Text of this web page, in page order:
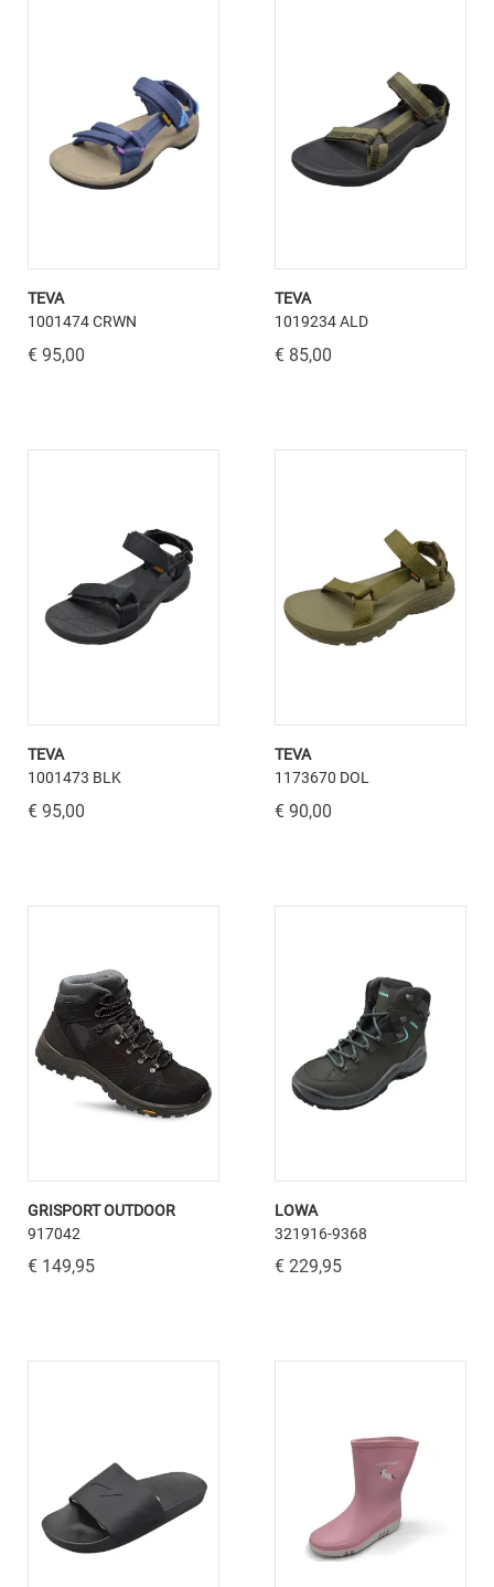
TEVA
1001474 CRWN
€ 95,00
TEVA
1019234 ALD
€ 85,00
TEVA
1001473 BLK
€ 95,00
TEVA
1173670 DOL
€ 90,00
GRISPORT OUTDOOR
917042
€ 149,95
LOWA
321916-9368
€ 229,95